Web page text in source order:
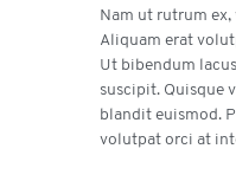
Nam ut rutrum
Aliquam erat
Ut bibendum
suscipit. Quisque
blandit euismod.
volutpat orci at